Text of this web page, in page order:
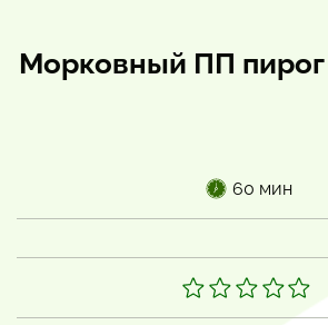
Морковный ПП
60 мин